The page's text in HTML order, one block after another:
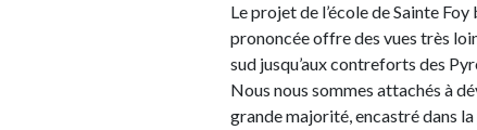
Le projet de l’école de Sainte
prononcée offre des vues très
sud jusqu’aux contreforts des
Nous nous sommes attachés à
grande majorité, encastré dans